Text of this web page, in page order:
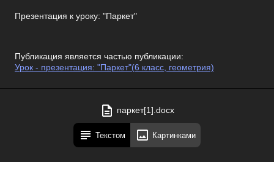
Презентация к уроку: "Паркет"
Публикация является частью публикации:
Урок - презентация: "Паркет"(6 класс, геометрия)
паркет[1].docx
Текстом Картинками